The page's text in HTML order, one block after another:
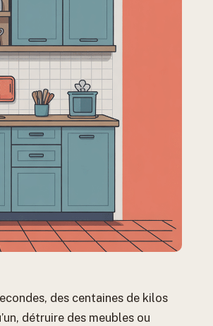
des centaines de kilos
détruire des meubles ou